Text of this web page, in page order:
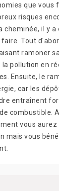
que vous
risques
cheminée, il y a
Tout
ramoner
pollution en
Ensuite, le
car les
entraînent
combustible.
vous aurez
mais vous